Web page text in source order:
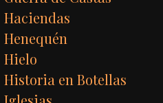
Haciendas
Henequén
Hielo
Historia en Botellas